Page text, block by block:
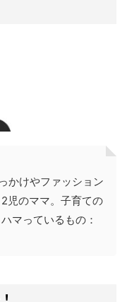
かけやファッション
児のママ。子育ての
マっているもの：